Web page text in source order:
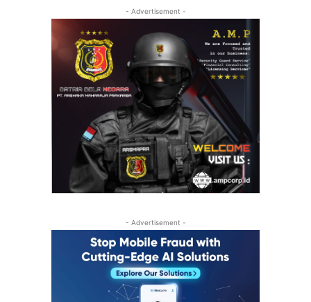
- Advertisement -
- Advertisement -